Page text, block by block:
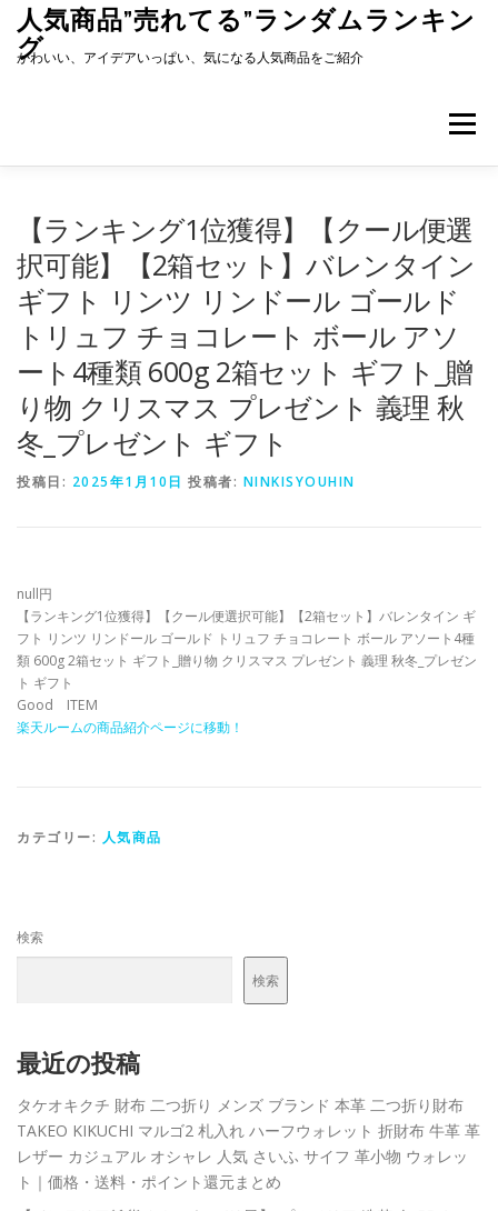
キ
人気商品”売れてる”ランダムランキン
グ
かわいい、アイデアいっぱい、気になる人気商品をご紹介
メニュー
【ランキング1位獲得】【クール便選
択可能】【2箱セット】バレンタイン
ギフト リンツ リンドール ゴールド
トリュフ チョコレート ボール アソ
ート4種類 600g 2箱セット ギフト_贈
り物 クリスマス プレゼント 義理 秋
冬_プレゼント ギフト
投稿日: 2025年1月10日 投稿者: NINKISYOUHIN
null円
【ランキング1位獲得】【クール便選択可能】【2箱セット】バレンタイン ギ
フト リンツ リンドール ゴールド トリュフ チョコレート ボール アソート4種
類 600g 2箱セット ギフト_贈り物 クリスマス プレゼント 義理 秋冬_プレゼン
ト ギフト
Good ITEM
楽天ルームの商品紹介ページに移動！
カテゴリー: 人気商品
検索
検索
最近の投稿
タケオキクチ 財布 二つ折り メンズ ブランド 本革 二つ折り財布
TAKEO KIKUCHI マルゴ2 札入れ ハーフウォレット 折財布 牛革 革
レザー カジュアル オシャレ 人気 さいふ サイフ 革小物 ウォレッ
ト｜価格・送料・ポイント還元まとめ